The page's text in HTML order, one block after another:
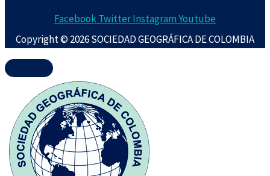
FacebookTwitterInstagramYoutube
Copyright © 2026 SOCIEDAD GEOGRÁFICA DE COLOMBIA